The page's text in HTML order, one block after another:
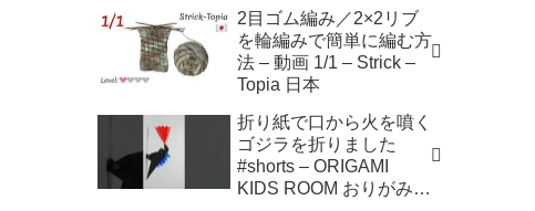
2目ゴム編み／2×2リブ
を輪編みで簡単に編む方
法 – 動画 1/1 – Strick –
Topia 日本
折り紙で口から火を噴く
ゴジラを折りました
#shorts – ORIGAMI
KIDS ROOM おりがみキ